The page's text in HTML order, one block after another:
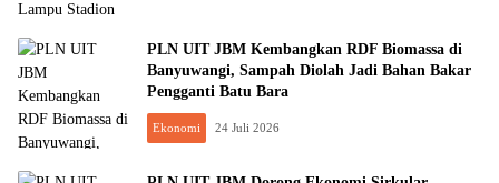
PLN UIT JBM Kembangkan RDF Biomassa di
Banyuwangi, Sampah Diolah Jadi Bahan Bakar
Pengganti Batu Bara
Ekonomi 24 Juli 2026